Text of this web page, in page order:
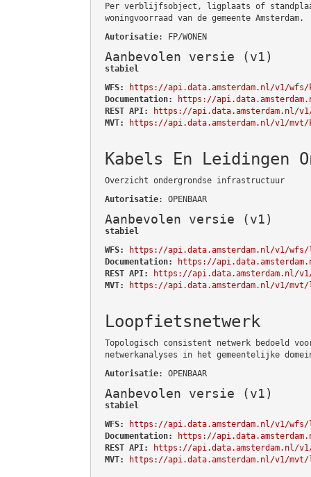
Per verblijfsobject, ligplaats of
woningvoorraad van de gemeente Amsterdam.
Autorisatie: FP/WONEN
Aanbevolen versie (v1)
stabiel
WFS:
https://api.data.amsterdam.nl/v1/
Documentation:
https://
REST API:
https://api.data.amsterdam.nl/
MVT:
https://api.data.amsterdam.nl/v1/
Kabels En Leidingen
Overzicht ondergrondse infrastructuur
Autorisatie: OPENBAAR
Aanbevolen versie (v1)
stabiel
WFS:
https://api.data.amsterdam.nl/v1/
Documentation:
https://
REST API:
https://api.data.amsterdam.nl/
MVT:
https://api.data.amsterdam.nl/v1/
Loopfietsnetwerk
Topologisch consistent netwerk bedoeld
netwerkanalyses in het gemeentelijke
Autorisatie: OPENBAAR
Aanbevolen versie (v1)
stabiel
WFS:
https://api.data.amsterdam.nl/v1/
Documentation:
https://
REST API:
https://api.data.amsterdam.nl/
MVT:
https://api.data.amsterdam.nl/v1/